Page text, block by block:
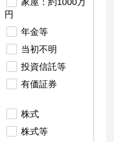
家屋：約1000万
円
年金等
当初不明
投資信託等
有価証券
株式
株式等